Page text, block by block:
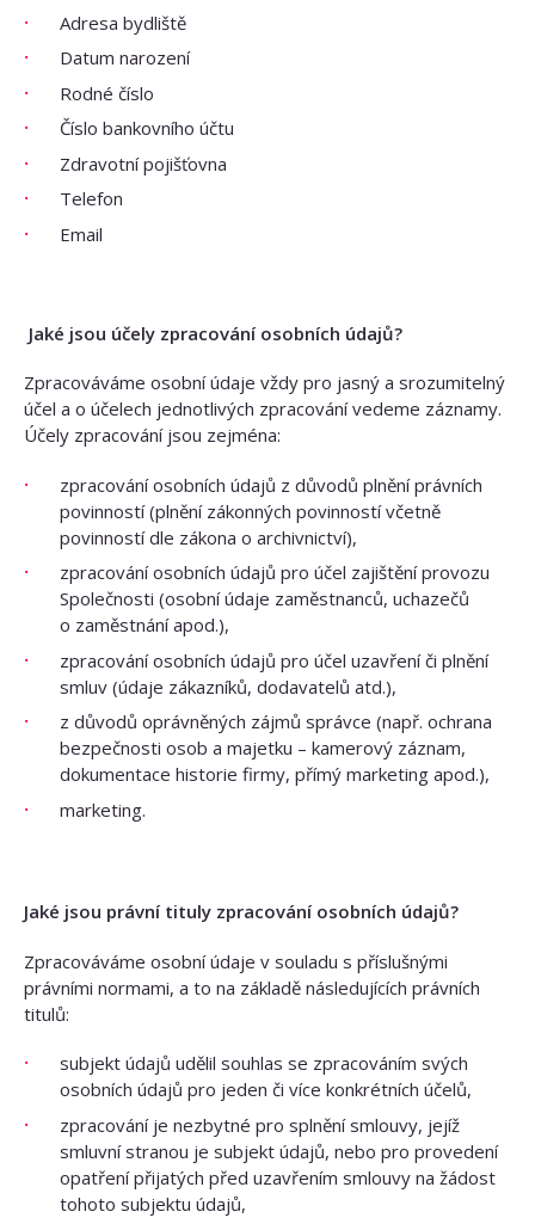
Adresa bydliště
Datum narození
Rodné číslo
Číslo bankovního účtu
Zdravotní pojišťovna
Telefon
Email
Jaké jsou účely zpracování osobních údajů?
Zpracováváme osobní údaje vždy pro jasný a srozumitelný
účel a o účelech jednotlivých zpracování vedeme záznamy.
Účely zpracování jsou zejména:
zpracování osobních údajů z důvodů plnění právních
povinností (plnění zákonných povinností včetně
povinností dle zákona o archivnictví),
zpracování osobních údajů pro účel zajištění provozu
Společnosti (osobní údaje zaměstnanců, uchazečů
o zaměstnání apod.),
zpracování osobních údajů pro účel uzavření či plnění
smluv (údaje zákazníků, dodavatelů atd.),
z důvodů oprávněných zájmů správce (např. ochrana
bezpečnosti osob a majetku – kamerový záznam,
dokumentace historie firmy, přímý marketing apod.),
marketing.
Jaké jsou právní tituly zpracování osobních údajů?
Zpracováváme osobní údaje v souladu s příslušnými
právními normami, a to na základě následujících právních
titulů:
subjekt údajů udělil souhlas se zpracováním svých
osobních údajů pro jeden či více konkrétních účelů,
zpracování je nezbytné pro splnění smlouvy, jejíž
smluvní stranou je subjekt údajů, nebo pro provedení
opatření přijatých před uzavřením smlouvy na žádost
tohoto subjektu údajů,